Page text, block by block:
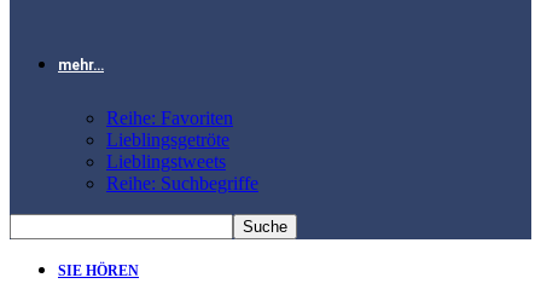
mehr…
Reihe: Favoriten
Lieblingsgetröte
Lieblingstweets
Reihe: Suchbegriffe
SIE HÖREN